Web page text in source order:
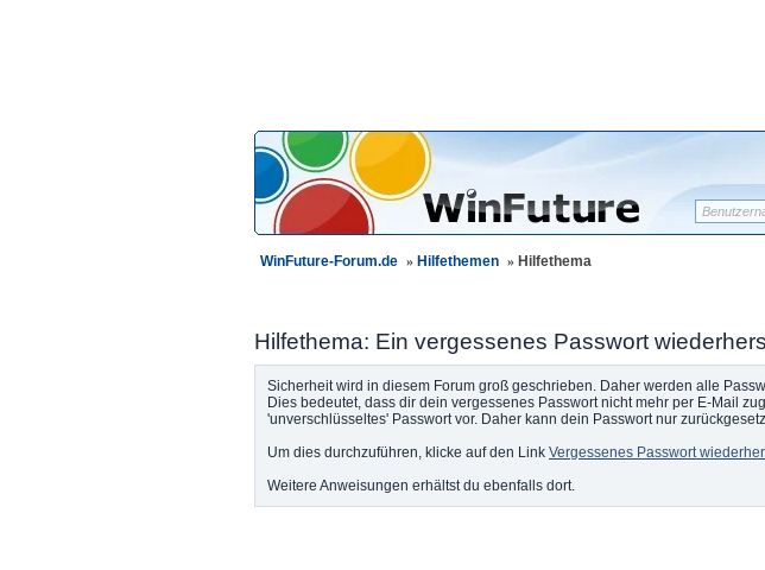
WinFuture-Forum.de » Hilfethemen » Hilfethema
Hilfethema: Ein vergessenes Passwort
Sicherheit wird in diesem Forum groß geschrieben. Daher werden alle
Dies bedeutet, dass dir dein vergessenes Passwort nicht mehr per E-Mail
'unverschlüsseltes' Passwort vor. Daher kann dein Passwort nur
Um dies durchzuführen, klicke auf den Link Vergessenes Passwort
Weitere Anweisungen erhältst du ebenfalls dort.